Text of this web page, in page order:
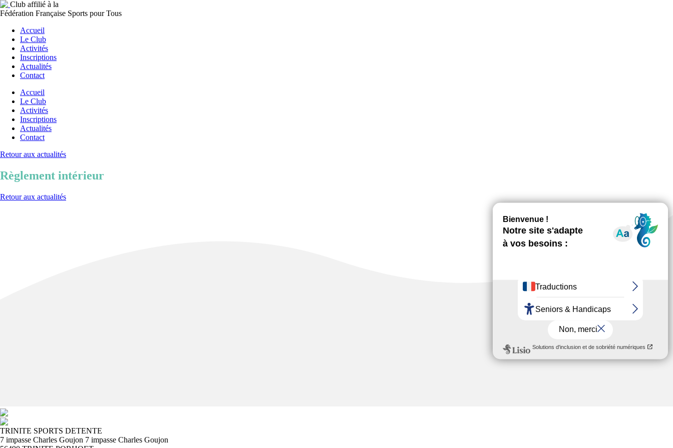
Club affilié à la
Fédération Française Sports pour Tous
Accueil
Le Club
Activités
Inscriptions
Actualités
Contact
Accueil
Le Club
Activités
Inscriptions
Actualités
Contact
Retour aux actualités
Règlement intérieur
Retour aux actualités
TRINITE SPORTS DETENTE
7 impasse Charles Goujon 7 impasse Charles Goujon